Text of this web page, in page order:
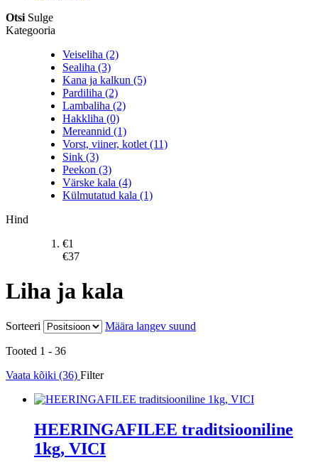
Otsi Sulge
Kategooria
Veiseliha (2)
Sealiha (3)
Kana ja kalkun (5)
Pardiliha (2)
Lambaliha (2)
Hakkliha (0)
Mereannid (1)
Vorst, viiner, kotlet (11)
Sink (3)
Peekon (3)
Värske kala (4)
Külmutatud kala (1)
Hind
€1
€37
Liha ja kala
Sorteeri Määra langev suund
Tooted 1 - 36
Vaata kõiki (36) Filter
HEERINGAFILEE traditsiooniline
1kg, VICI